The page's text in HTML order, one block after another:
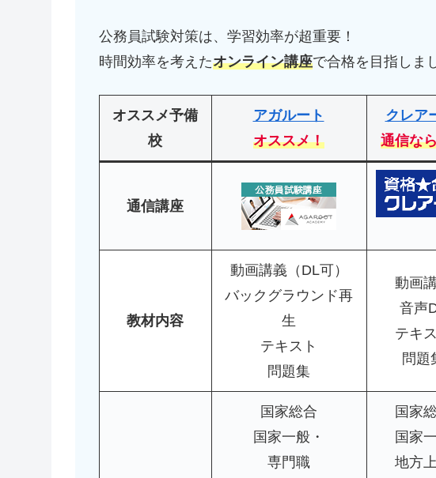
公務員試験対策は、学習効率が超重要！
時間効率を考えたオンライン講座で合格を目指しま
オススメ予備
校
アガルート
オススメ！
クレア
通信な
通信講座
教材内容
動画講義（DL可）
バックグラウンド再
生
テキスト
問題集
動画
音声
テキ
問題
国家総合
国家一般・
専門職
国家
国家
地方